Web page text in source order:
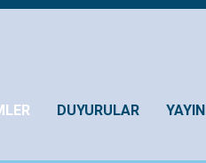
DUYURULAR